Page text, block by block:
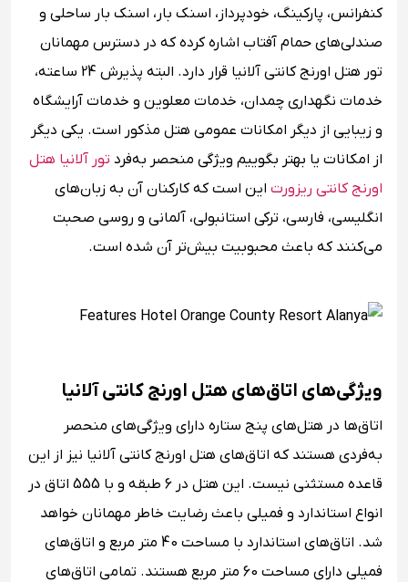
کنفرانس، پارکینگ، خودپرداز، اسنک بار، اسنک بار ساحلی و
صندلی‌های حمام آفتاب اشاره کرده که در دسترس مهمانان
تور هتل اورنج کانتی آلانیا قرار دارد. البته پذیرش 24 ساعته،
خدمات نگهداری چمدان، خدمات معلوین و خدمات آرایشگاه
و زیبایی از دیگر امکانات عمومی هتل مذکور است. یکی دیگر
از امکانات یا بهتر بگوییم ویژگی منحصر به‌فرد تور آلانیا هتل
اورنج کانتی ریزورت این است که کارکنان آن به زبان‌های
انگلیسی، فارسی، ترکی استانبولی، آلمانی و روسی صحبت
می‌کنند که باعث محبوبیت بیش‌تر آن شده است.
ویژگی‌های اتاق‌های هتل اورنج کانتی آلانیا
اتاق‌ها در هتل‌های پنج ستاره دارای ویژگی‌های منحصر
به‌فردی هستند که اتاق‌های هتل اورنج کانتی آلانیا نیز از این
قاعده مستثنی نیست. این هتل در 6 طبقه و با 555 اتاق در
انواع استاندارد و فمیلی باعث رضایت خاطر مهمانان خواهد
شد. اتاق‌های استاندارد با مساحت 40 متر مربع و اتاق‌های
فمیلی دارای مساحت 60 متر مربع هستند. تمامی اتاق‌های